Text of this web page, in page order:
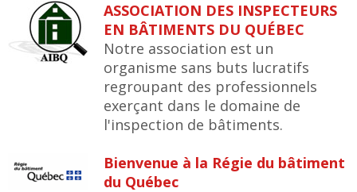
ASSOCIATION DES INSPECTEURS
EN BÂTIMENTS DU QUÉBEC
Notre association est un
organisme sans buts lucratifs
regroupant des professionnels
exerçant dans le domaine de
l'inspection de bâtiments.
Bienvenue à la Régie du bâtiment
du Québec